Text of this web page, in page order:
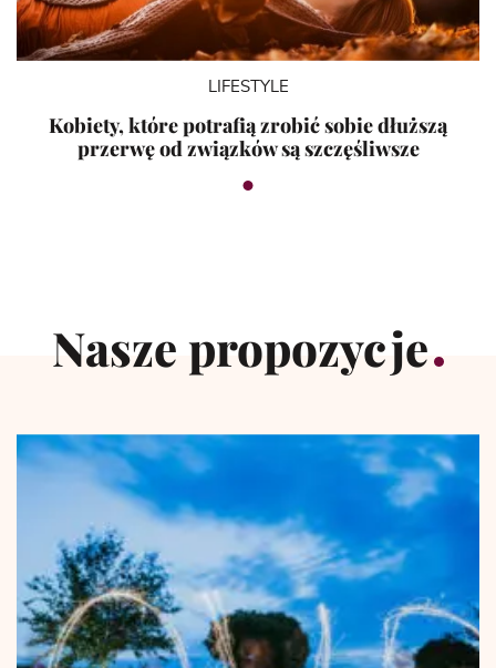
LIFESTYLE
Kobiety, które potrafią zrobić sobie dłuższą
przerwę od związków są szczęśliwsze
Nasze propozycje